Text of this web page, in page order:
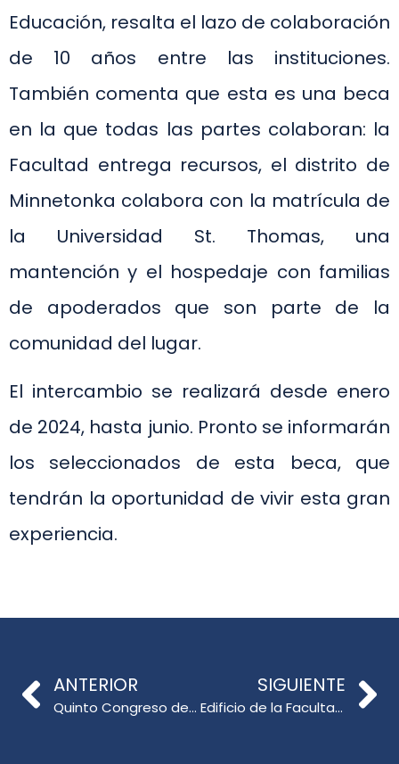
Educación, resalta el lazo de colaboración
de 10 años entre las instituciones.
También comenta que esta es una beca
en la que todas las partes colaboran: la
Facultad entrega recursos, el distrito de
Minnetonka colabora con la matrícula de
la Universidad St. Thomas, una
mantención y el hospedaje con familias
de apoderados que son parte de la
comunidad del lugar.
El intercambio se realizará desde enero
de 2024, hasta junio. Pronto se informarán
los seleccionados de esta beca, que
tendrán la oportunidad de vivir esta gran
experiencia.
ANTERIOR
Quinto Congreso de Pedagogía en Artes Visuales
SIGUIENTE
Edificio de la Facultad de Educación llevará el nombre de Corina Vargas Vargas